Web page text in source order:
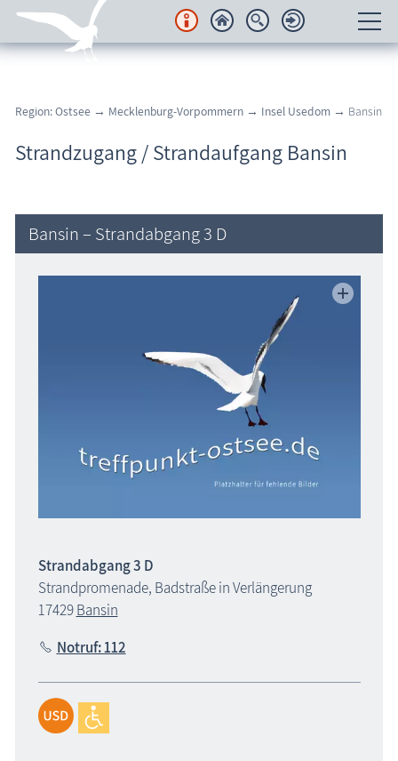
Regionales
Urlaubsorte
Freizeit
Region: Ostsee → Mecklenburg-Vorpommern → Insel Usedom → Bansin
Strandzugang / Strandaufgang Bansin
Bansin – Strandabgang 3 D
Strandabgang 3 D
Strandpromenade, Badstraße in Verlängerung
17429Bansin
Notruf: 112